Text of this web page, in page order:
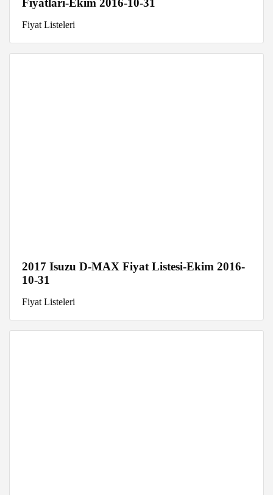
Fiyat Listeleri
2017 Isuzu D-MAX Fiyat Listesi-Ekim 2016-
10-31
Fiyat Listeleri